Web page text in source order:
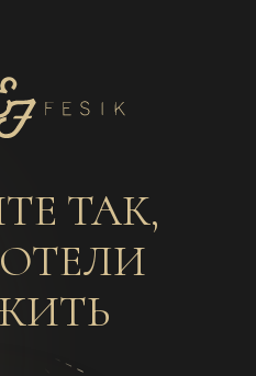
ТАК,